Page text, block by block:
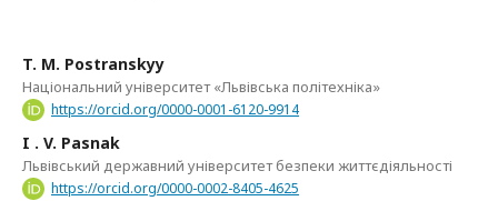
T. M. Postranskyy
Національний університет «Львівська політехніка»
https://orcid.org/0000-0001-6120-9914
I . V. Pasnak
Львівський державний університет безпеки життєдіяльності
https://orcid.org/0000-0002-8405-4625